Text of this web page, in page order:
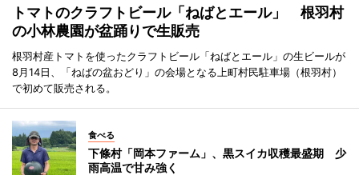
トマトのクラフトビール「ねばとエール」 根羽村
の小林農園が盆踊りで生販売
根羽村産トマトを使ったクラフトビール「ねばとエール」の生ビールが
8月14日、「ねばの盆おどり」の会場となる上町村民駐車場（根羽村）
で初めて販売される。
食べる
下條村「岡本ファーム」、黒スイカ収穫最盛期 少
雨高温で甘み強く